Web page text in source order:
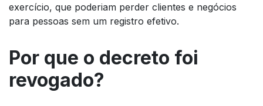
exercício, que poderiam perder clientes e negócios
para pessoas sem um registro efetivo.
Por que o decreto foi
revogado?